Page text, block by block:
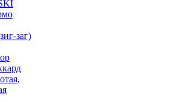
заг)